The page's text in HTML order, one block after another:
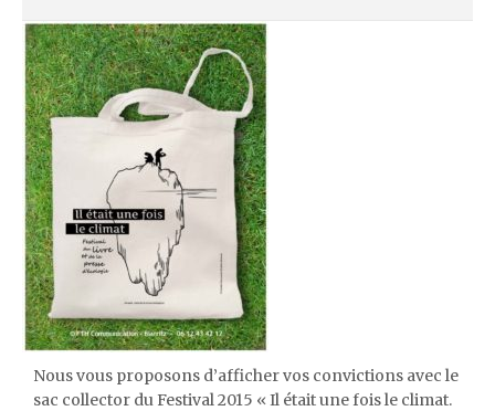
Nous vous proposons d’afficher vos convictions avec le
sac collector du Festival 2015 « Il était une fois le climat.